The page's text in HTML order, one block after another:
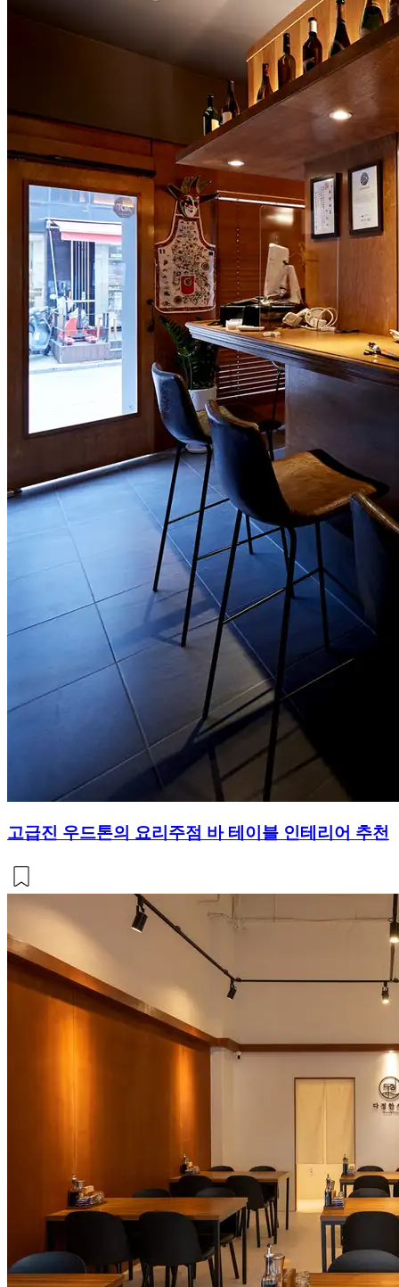
고급진 우드톤의 요리주점 바 테이블 인테리어 추천